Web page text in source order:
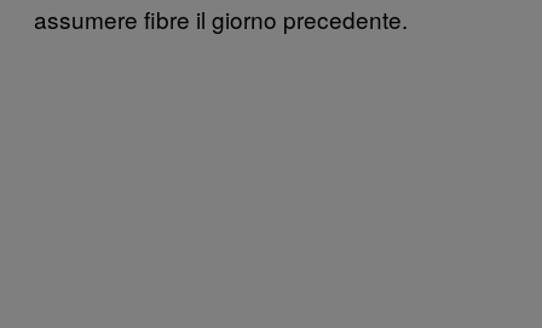
assumere fibre il giorno precedente.